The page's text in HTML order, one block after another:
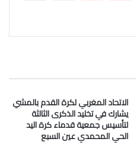
بـالمسك، بتحقيقها
الاتحاد المغربي لكرة القدم بالمشي
يشارك في تخليد الذكرى الثالثة
لتأسيس جمعية قدماء كرة اليد
الحي المحمدي عين السبع